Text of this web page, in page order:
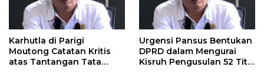
Karhutla di Parigi
Moutong Catatan Kritis
atas Tantangan Tata
Urgensi Pansus Bentukan
DPRD dalam Mengurai
Kisruh Pengusulan 52 Titik